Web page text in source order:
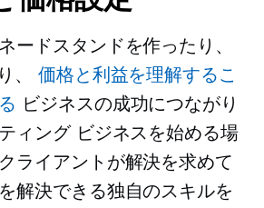
ードスタンドを作ったり、
、 価格と利益を理解するこ
ビジネスの成功につながり
ィング ビジネスを始める場
ライアントが解決を求めて
解決できる独自のスキルを